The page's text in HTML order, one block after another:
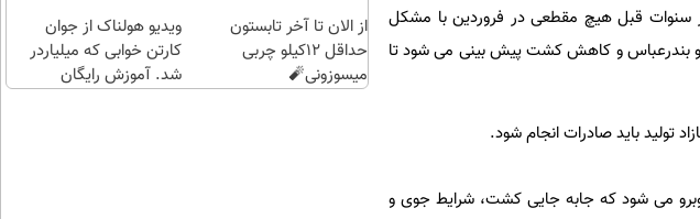
سنوات قبل هیچ مقطعی در فروردین با مشکل
و بندرعباس و کاهش کشت پیش بینی می شود تا
تولید باید صادرات انجام شود.
می شود که جابه جایی کشت، شرایط جوی و
از الان تا آخر تابستون
حداقل 12کیلو چربی
میسوزونی🧨
ویدیو هولناک از جوان
کارتن خوابی که میلیاردر
شد. آموزش رایگان